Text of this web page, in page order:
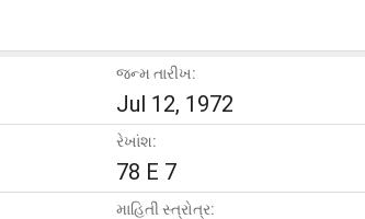
જન્મ તારીખ:
Jul 12, 1972
રેખાંશ:
78 E 7
માહિતી સ્ત્રોત્ર: